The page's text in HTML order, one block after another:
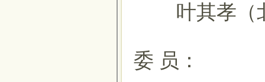
叶其孝（北
委 员：